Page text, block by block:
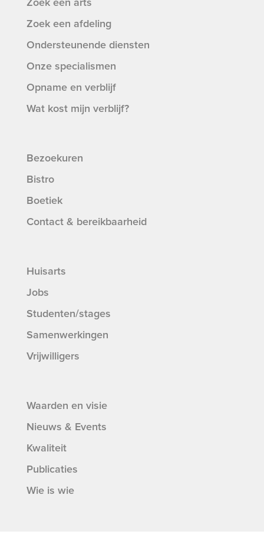
Zoek een afdeling
Ondersteunende diensten
Onze specialismen
Opname en verblijf
Wat kost mijn verblijf?
Bezoekuren
Bistro
Boetiek
Contact & bereikbaarheid
Huisarts
Jobs
Studenten/stages
Samenwerkingen
Vrijwilligers
Waarden en visie
Nieuws & Events
Kwaliteit
Publicaties
Wie is wie